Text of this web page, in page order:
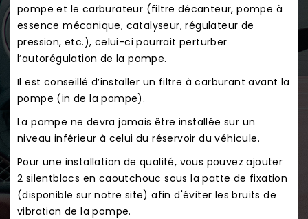
pompe et le carburateur (filtre décanteur, pompe à
essence mécanique, catalyseur, régulateur de
pression, etc.), celui-ci pourrait perturber
l’autorégulation de la pompe.
Il est conseillé d’installer un filtre à carburant avant la
pompe (in de la pompe).
La pompe ne devra jamais être installée sur un
niveau inférieur à celui du réservoir du véhicule.
Pour une installation de qualité, vous pouvez ajouter
2 silentblocs en caoutchouc sous la patte de fixation
(disponible sur notre site) afin d'éviter les bruits de
vibration de la pompe.